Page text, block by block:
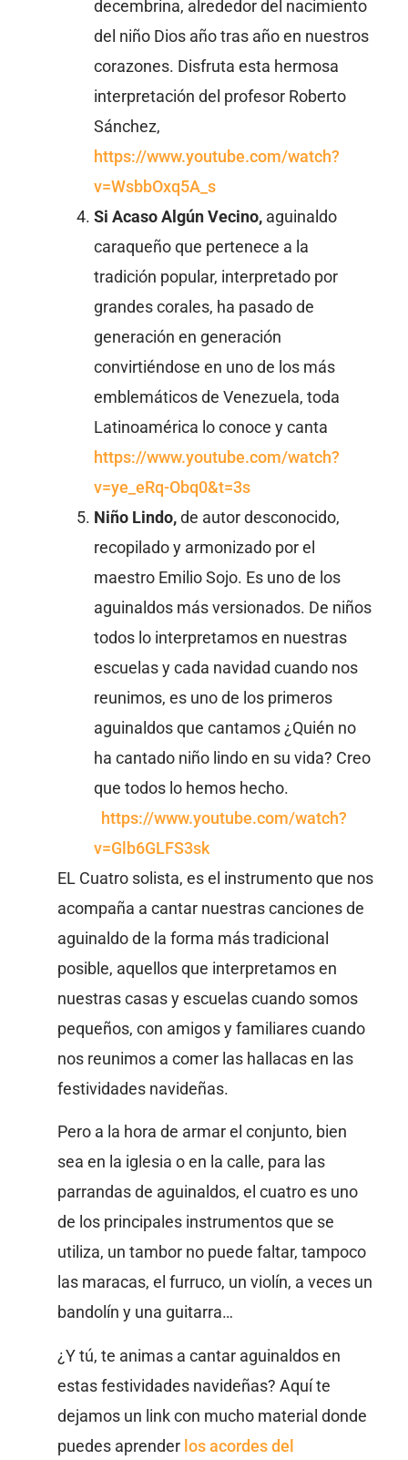
decembrina, alrededor del nacimiento
del niño Dios año tras año en nuestros
corazones. Disfruta esta hermosa
interpretación del profesor Roberto
Sánchez,
https://www.youtube.com/watch?
v=WsbbOxq5A_s
Si Acaso Algún Vecino, aguinaldo
caraqueño que pertenece a la
tradición popular, interpretado por
grandes corales, ha pasado de
generación en generación
convirtiéndose en uno de los más
emblemáticos de Venezuela, toda
Latinoamérica lo conoce y canta
https://www.youtube.com/watch?
v=ye_eRq-Obq0&t=3s
Niño Lindo, de autor desconocido,
recopilado y armonizado por el
maestro Emilio Sojo. Es uno de los
aguinaldos más versionados. De niños
todos lo interpretamos en nuestras
escuelas y cada navidad cuando nos
reunimos, es uno de los primeros
aguinaldos que cantamos ¿Quién no
ha cantado niño lindo en su vida? Creo
que todos lo hemos hecho.
https://www.youtube.com/watch?
v=Glb6GLFS3sk
EL Cuatro solista, es el instrumento que nos
acompaña a cantar nuestras canciones de
aguinaldo de la forma más tradicional
posible, aquellos que interpretamos en
nuestras casas y escuelas cuando somos
pequeños, con amigos y familiares cuando
nos reunimos a comer las hallacas en las
festividades navideñas.
Pero a la hora de armar el conjunto, bien
sea en la iglesia o en la calle, para las
parrandas de aguinaldos, el cuatro es uno
de los principales instrumentos que se
utiliza, un tambor no puede faltar, tampoco
las maracas, el furruco, un violín, a veces un
bandolín y una guitarra…
¿Y tú, te animas a cantar aguinaldos en
estas festividades navideñas? Aquí te
dejamos un link con mucho material donde
puedes aprender los acordes del